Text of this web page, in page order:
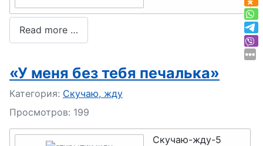
Read more …
«У меня без тебя печалька»
Подробности
Категория: Скучаю, жду
Просмотров: 199
Скучаю-жду-5